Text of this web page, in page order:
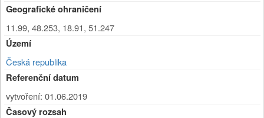
Geografické ohraničení
11.99, 48.253, 18.91, 51.247
Území
Česká republika
Referenční datum
vytvoření: 01.06.2019
Časový rozsah